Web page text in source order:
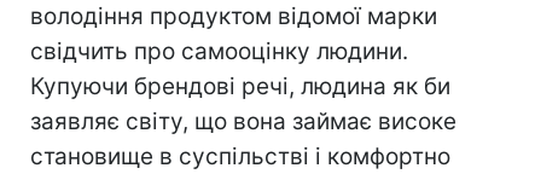
володіння продуктом відомої марки
свідчить про самооцінку людини.
Купуючи брендові речі, людина як би
заявляє світу, що вона займає високе
становище в суспільстві і комфортно